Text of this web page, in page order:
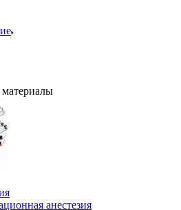
материалы
анестезия